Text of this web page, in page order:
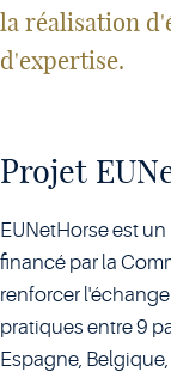
la réalisation
d'expertise.
Projet
EUNetHorse est
financé par la
renforcer
pratiques entre 9
Espagne,